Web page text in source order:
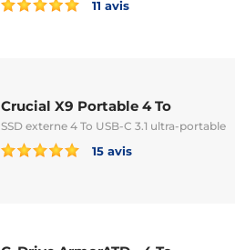
11 avis
Crucial X9 Portable 4 To
SSD externe 4 To USB-C 3.1 ultra-portable
15 avis